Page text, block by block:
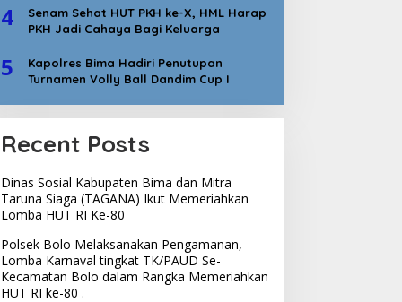
4
Senam Sehat HUT PKH ke-X, HML Harap
PKH Jadi Cahaya Bagi Keluarga
5
Kapolres Bima Hadiri Penutupan
Turnamen Volly Ball Dandim Cup I
Recent Posts
Dinas Sosial Kabupaten Bima dan Mitra
Taruna Siaga (TAGANA) Ikut Memeriahkan
Lomba HUT RI Ke-80
Polsek Bolo Melaksanakan Pengamanan,
Lomba Karnaval tingkat TK/PAUD Se-
Kecamatan Bolo dalam Rangka Memeriahkan
HUT RI ke-80 .